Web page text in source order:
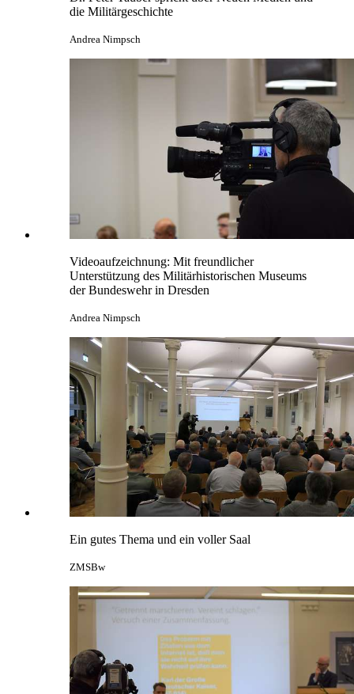
die Militärgeschichte
Andrea Nimpsch
Videoaufzeichnung: Mit freundlicher
Unterstützung des Militärhistorischen Museums
der Bundeswehrin Dresden
Andrea Nimpsch
Ein gutes Thema und ein voller Saal
ZMSBw